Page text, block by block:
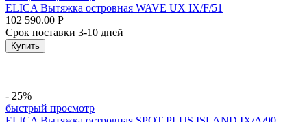
ELICA Вытяжка островная WAVE UX IX/F/51
102 590.00 Р
Срок поставки 3-10 дней
Купить
- 25%
быстрый просмотр